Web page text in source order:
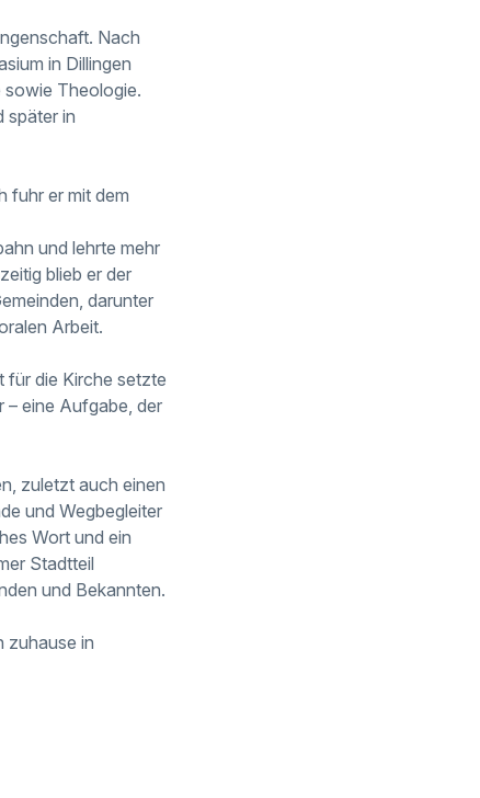
Nach
in Dillingen
sowie Theologie.
später in
fuhr er mit dem
und lehrte mehr
blieb er der
darunter
Arbeit.
für die Kirche setzte
– eine Aufgabe, der
zuletzt auch einen
und Wegbegleiter
Wort und ein
Stadtteil
und Bekannten.
zuhause in